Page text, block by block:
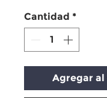
Cantidad *
Agregar